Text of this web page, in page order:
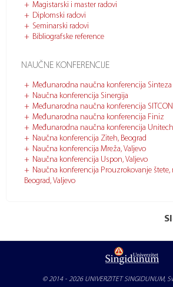
Magistarski i master radovi
Diplomski radovi
Seminarski radovi
Bibliografske reference
NAUČNE KONFERENCIJE
Međunarodna naučna konferencija Sinteza
Naučna konferencija Sinergija
Međunarodna naučna konferencija SITCON
Međunarodna naučna konferencija Finiz
Međunarodna naučna konferencija Unitech
Naučna konferencija Ziteh, Beograd
Naučna konferencija Mreža, Valjevo
Naučna konferencija Uspon, Valjevo
Naučna konferencija Prouzrokovanje
Beograd, Valjevo
© 2014 - 2026 UNIVERZITET SINGIDUNUM,